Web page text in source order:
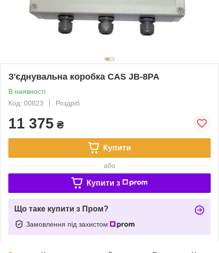
З'єднувальна коробка CAS JB-8PA
В наявності
Код: 00823
Роздріб
11 375 ₴
Купити
або
Купити з
Що таке купити з Пром?
Замовлення під захистом